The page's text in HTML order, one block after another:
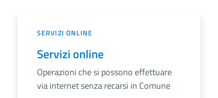
SERVIZI ONLINE
Servizi online
Operazioni che si possono effettuare
via internet senza recarsi in Comune